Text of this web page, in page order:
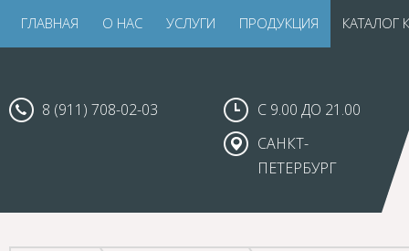
ГЛАВНАЯ О НАС УСЛУГИ ПРОДУКЦИЯ КАТАЛОГ
8 (911) 708-02-03
С 9.00 ДО 21.00
САНКТ-
ПЕТЕРБУРГ